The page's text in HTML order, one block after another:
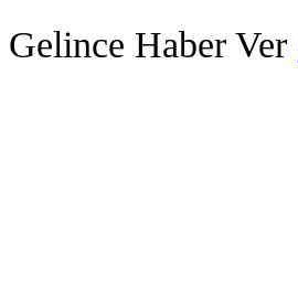
Gelince Haber Ver